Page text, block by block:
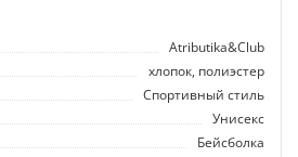
Atributika&Club
хлопок, полиэстер
Спортивный стиль
Унисекс
Бейсболка